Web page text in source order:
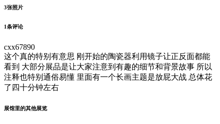
3张照片
1条评论
cxx67890
这个真的特别有意思 刚开始的陶瓷器利用镜子让正反面都能
看到 大部分展品是让大家注意到有趣的细节和背景故事 所以
注释也特别通俗易懂 里面有一个长画主题是放屁大战 总体花
了四十分钟左右
展馆里的其他展览